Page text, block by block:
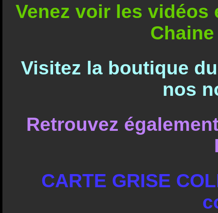
Venez voir les
Visitez la boutique
nos
Retrouvez
CARTE GRISE